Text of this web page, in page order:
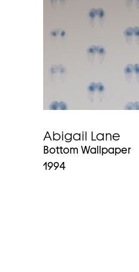
Abigail Lane
Bottom Wallpaper
1994